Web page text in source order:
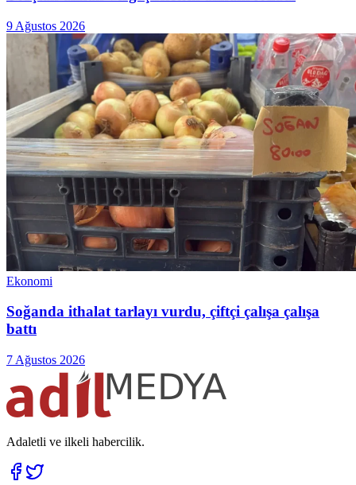
9 Ağustos 2026
Ekonomi
Soğanda ithalat tarlayı vurdu, çiftçi çalışa çalışa
battı
7 Ağustos 2026
Adaletli ve ilkeli habercilik.